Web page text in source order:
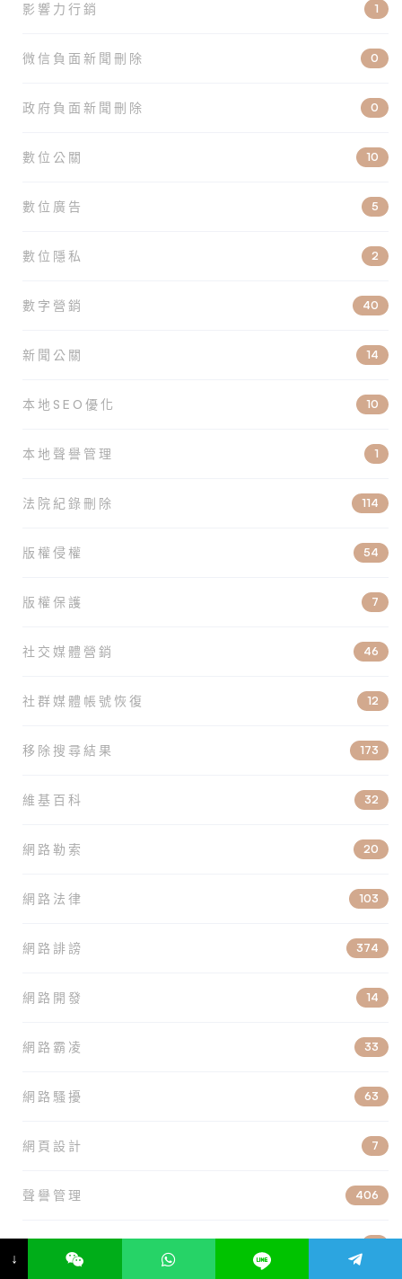
影響力行銷 1
微信負面新聞刪除 0
政府負面新聞刪除 0
數位公關 10
數位廣告 5
數位隱私 2
數字營銷 40
新聞公關 14
本地SEO優化 10
本地聲譽管理 1
法院紀錄刪除 114
版權侵權 54
版權保護 7
社交媒體營銷 46
社群媒體帳號恢復 12
移除搜尋結果 173
維基百科 32
網路勒索 20
網路法律 103
網路誹謗 374
網路開發 14
網路霸凌 33
網路騷擾 63
網頁設計 7
聲譽管理 406
↓